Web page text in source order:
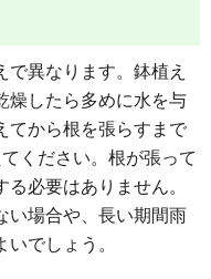
異なります。鉢植え
燥したら多めに水を与
てから根を張らすまで
ください。 根が張って
る必要はありません。
い場合や、長い期間雨
でしょう。